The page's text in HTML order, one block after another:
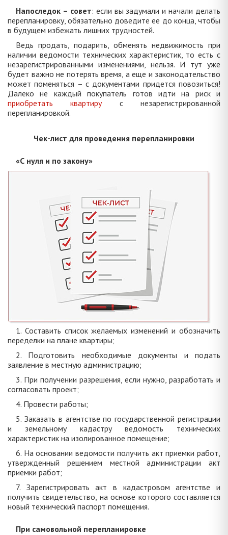
Напоследок – совет: если вы задумали и начали делать
перепланировку, обязательно доведите ее до конца, чтобы
в будущем избежать лишних трудностей.
Ведь продать, подарить, обменять недвижимость при
наличии ведомости технических характеристик, то есть с
незарегистрированными изменениями, нельзя. И тут уже
будет важно не потерять время, а еще и законодательство
может поменяться – с документами придется повозиться!
Далеко не каждый покупатель готов идти на риск и
приобретать квартирус незарегистрированной
перепланировкой.
Чек-лист для проведения перепланировки
«С нуля и по закону»
1. Составить список желаемых изменений и обозначить
переделки на плане квартиры;
2. Подготовить необходимые документы и подать
заявление в местную администрацию;
3. При получении разрешения, если нужно, разработать и
согласовать проект;
4. Провести работы;
5. Заказать в агентстве по государственной регистрации
и земельному кадастру ведомость технических
характеристик на изолированное помещение;
6. На основании ведомости получить акт приемки работ,
утвержденный решением местной администрации акт
приемки работ;
7. Зарегистрировать акт в кадастровом агентстве и
получить свидетельство, на основе которого составляется
новый технический паспорт помещения.
При самовольной перепланировке